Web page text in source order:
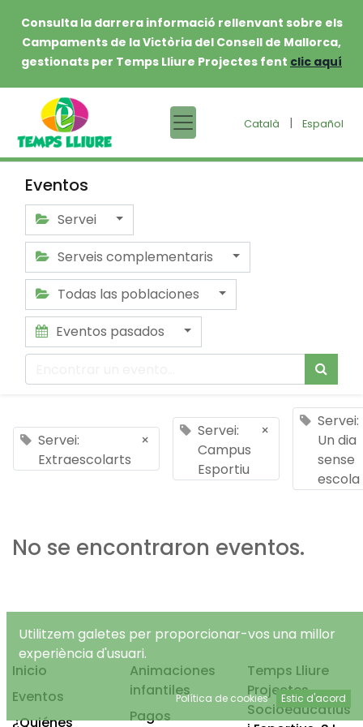
Consulta la darrera informació rellenvant sobre els
Campaments de la Victòria del Consell de Mallorca,
gestionats per Temps Lliure Projectes fent clic aquí
Català | Español
Eventos
Servei
Serveis complementaris
Todas las poblaciones
Eventos pasados
Servei:
Extraescolarts
×
Servei:
Campus
Esportiu
×
Servei:
Un dia
sense
escola
No se encontraron eventos.
Inicio
Eventos
¿Quiénes
Animaciones
infantiles
Pagos
Temps Lliure
Projectes
Socioeducatius
Utilitzem galetes per proporcionar-vos una millor
experiència d'usuari.
Política de cookies Estic d'acord